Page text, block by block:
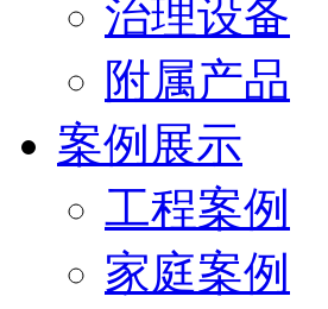
治理设备
附属产品
案例展示
工程案例
家庭案例